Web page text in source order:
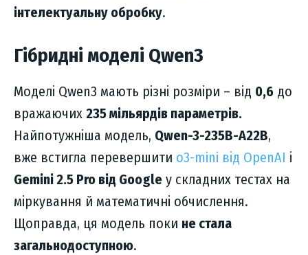
інтелектуальну обробку.
Гібридні моделі Qwen3
Моделі Qwen3 мають різні розміри – від 0,6 до
вражаючих 235 мільярдів параметрів.
Найпотужніша модель, Qwen-3-235B-A22B,
вже встигла перевершити o3-mini від OpenAI і
Gemini 2.5 Pro від Google у складних тестах на
міркування й математичні обчислення.
Щоправда, ця модель поки не стала
загальнодоступною.